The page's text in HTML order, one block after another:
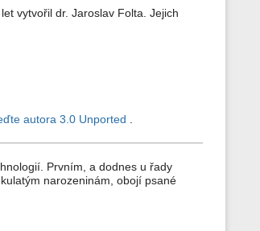
vytvořil dr. Jaroslav Folta. Jejich
autora 3.0 Unported .
Prvním, a dodnes u řady
narozeninám, obojí psané